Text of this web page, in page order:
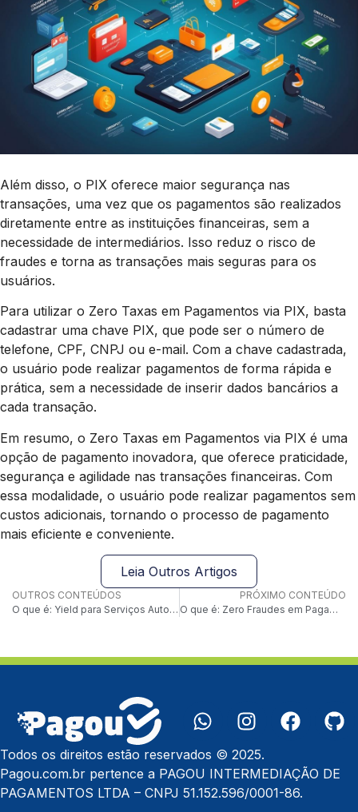
Além disso, o PIX oferece maior segurança nas
transações, uma vez que os pagamentos são realizados
diretamente entre as instituições financeiras, sem a
necessidade de intermediários. Isso reduz o risco de
fraudes e torna as transações mais seguras para os
usuários.
Para utilizar o Zero Taxas em Pagamentos via PIX, basta
cadastrar uma chave PIX, que pode ser o número de
telefone, CPF, CNPJ ou e-mail. Com a chave cadastrada,
o usuário pode realizar pagamentos de forma rápida e
prática, sem a necessidade de inserir dados bancários a
cada transação.
Em resumo, o Zero Taxas em Pagamentos via PIX é uma
opção de pagamento inovadora, que oferece praticidade,
segurança e agilidade nas transações financeiras. Com
essa modalidade, o usuário pode realizar pagamentos sem
custos adicionais, tornando o processo de pagamento
mais eficiente e conveniente.
Leia Outros Artigos
OUTROS CONTEÚDOS
O que é: Yield para Serviços Automatizados
PRÓXIMO CONTEÚDO
O que é: Zero Fraudes em Pagamentos Mobile
Todos os direitos estão reservados © 2025.
Pagou.com.br pertence a PAGOU INTERMEDIAÇÃO DE
PAGAMENTOS LTDA – CNPJ 51.152.596/0001-86.